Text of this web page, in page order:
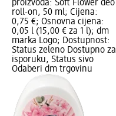
proizvoda: Soft Flower deo
roll-on, 50 ml; Cijena:
0,75 €; Osnovna cijena:
0,05 l (15,00 € za 1 l); dm
marka Logo; Dostupnost:
Status zeleno Dostupno za
isporuku, Status sivo
Odaberi dm trgovinu